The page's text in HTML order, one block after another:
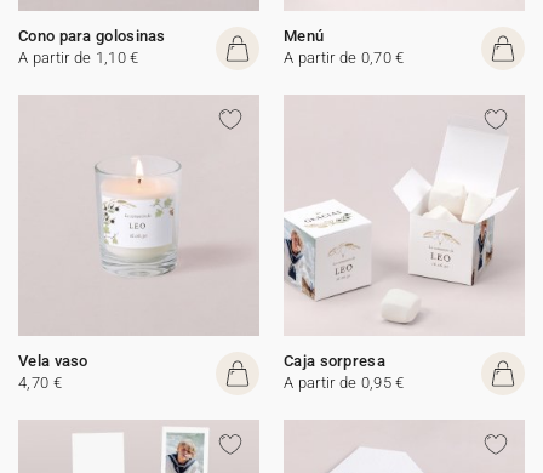
Cono para golosinas
A partir de 1,10 €
Menú
A partir de 0,70 €
Vela vaso
4,70 €
Caja sorpresa
A partir de 0,95 €